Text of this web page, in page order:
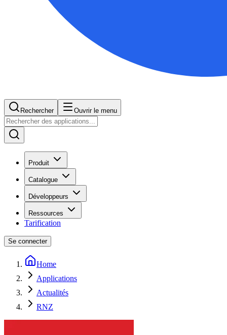
Rechercher Ouvrir le menu
Produit
Catalogue
Développeurs
Ressources
Tarification
Se connecter
Home
Applications
Actualités
RNZ